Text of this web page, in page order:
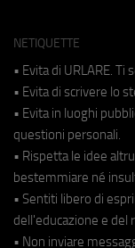
NETIQUETTE
• Evita di URLARE. Ti
• Evita di scrivere lo
• Evita in luoghi
questioni personali.
• Rispetta le idee
bestemmiare né
• Sentiti libero di
dell'educazione e del
• Non inviare